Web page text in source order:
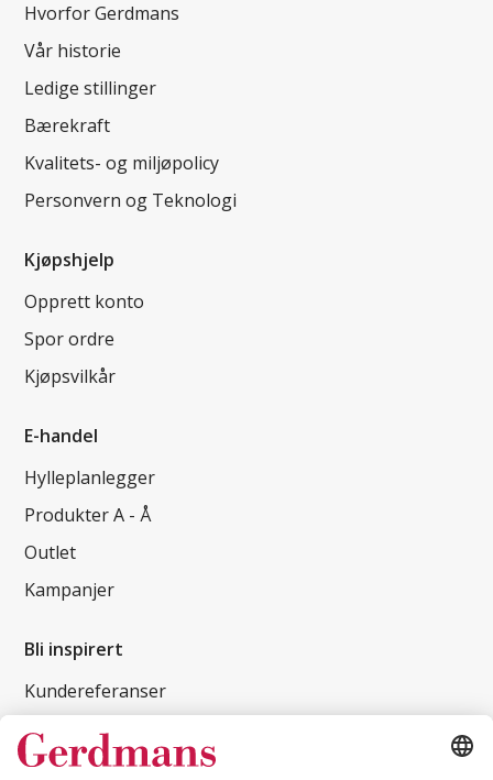
Hvorfor Gerdmans
Vår historie
Ledige stillinger
Bærekraft
Kvalitets- og miljøpolicy
Personvern og Teknologi
Kjøpshjelp
Opprett konto
Spor ordre
Kjøpsvilkår
E-handel
Hylleplanlegger
Produkter A - Å
Outlet
Kampanjer
Bli inspirert
Kundereferanser
Magasin
Tips og guider